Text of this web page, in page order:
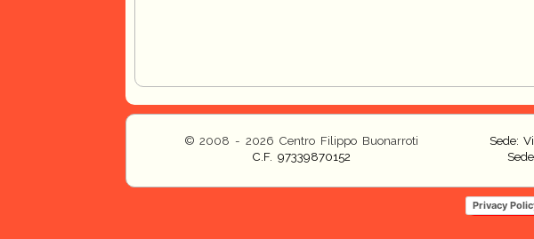
© 2008 - 2026 Centro Filippo Buonarroti
C.F. 97339870152
Sede:
Privacy